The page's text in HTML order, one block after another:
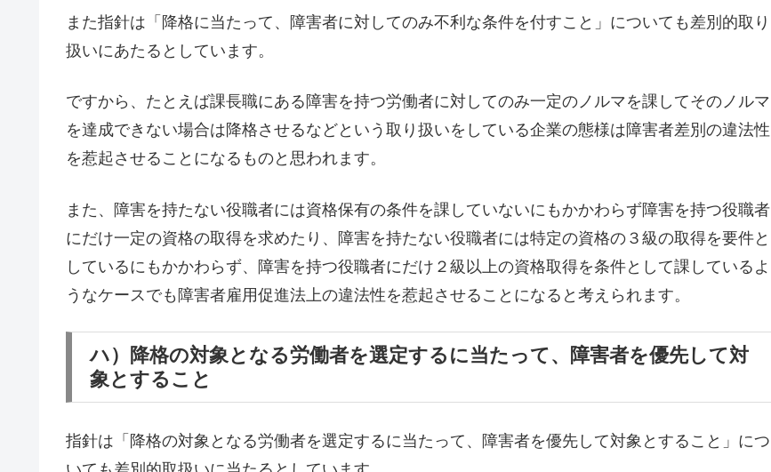
また指針は「降格に当たって、障害者に対してのみ不利な条件を付すこと」についても差別的取り
扱いにあたるとしています。
ですから、たとえば課長職にある障害を持つ労働者に対してのみ一定のノルマを課してそのノルマ
を達成できない場合は降格させるなどという取り扱いをしている企業の態様は障害者差別の違法性
を惹起させることになるものと思われます。
また、障害を持たない役職者には資格保有の条件を課していないにもかかわらず障害を持つ役職者
にだけ一定の資格の取得を求めたり、障害を持たない役職者には特定の資格の３級の取得を要件と
しているにもかかわらず、障害を持つ役職者にだけ２級以上の資格取得を条件として課しているよ
うなケースでも障害者雇用促進法上の違法性を惹起させることになると考えられます。
ハ）降格の対象となる労働者を選定するに当たって、障害者を優先して対
象とすること
指針は「降格の対象となる労働者を選定するに当たって、障害者を優先して対象とすること」につ